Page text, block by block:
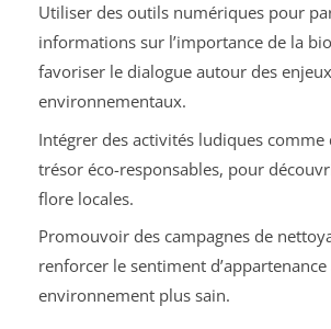
Utiliser des outils numériques pour
informations sur l’importance de la
favoriser le dialogue autour des enjeux
environnementaux.
Intégrer des activités ludiques comme
trésor éco-responsables, pour
flore locales.
Promouvoir des campagnes de
renforcer le sentiment d’appartenance
environnement plus sain.